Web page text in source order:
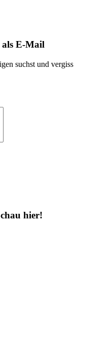
als E-Mail
suchst und vergiss
hier!